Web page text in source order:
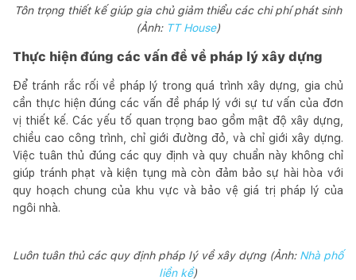
Tôn trọng thiết kế giúp gia chủ giảm thiểu các chi phí phát sinh
(Ảnh: TT House)
Thực hiện đúng các vấn đề về pháp lý xây dựng
Để tránh rắc rối về pháp lý trong quá trình xây dựng, gia chủ
cần thực hiện đúng các vấn đề pháp lý với sự tư vấn của đơn
vị thiết kế. Các yếu tố quan trọng bao gồm mật độ xây dựng,
chiều cao công trình, chỉ giới đường đỏ, và chỉ giới xây dựng.
Việc tuân thủ đúng các quy định và quy chuẩn này không chỉ
giúp tránh phạt và kiện tụng mà còn đảm bảo sự hài hòa với
quy hoạch chung của khu vực và bảo vệ giá trị pháp lý của
ngôi nhà.
Luôn tuân thủ các quy định pháp lý về xây dựng (Ảnh: Nhà phố
liền kề)